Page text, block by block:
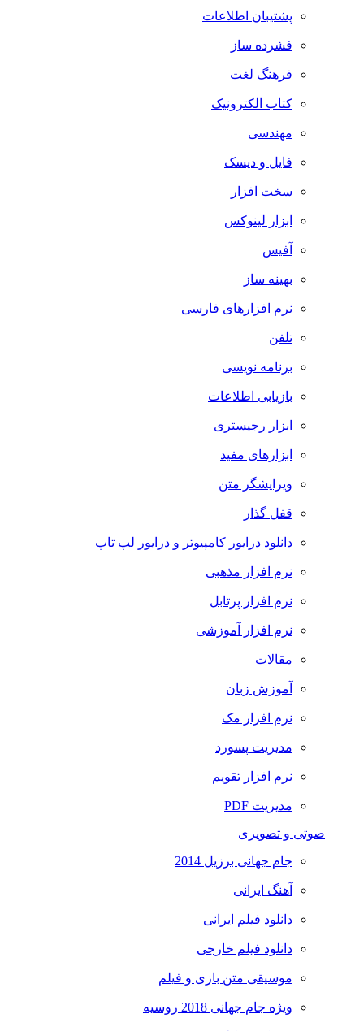
پشتیبان اطلاعات
فشرده ساز
فرهنگ لغت
کتاب الکترونیک
مهندسی
فایل و دیسک
سخت افزار
ابزار لینوکس
آفیس
بهینه ساز
نرم افزارهای فارسی
تلفن
برنامه نویسی
بازیابی اطلاعات
ابزار رجیستری
ابزارهای مفید
ویرایشگر متن
قفل گذار
دانلود درایور کامپیوتر و درایور لپ تاپ
نرم افزار مذهبی
نرم افزار پرتابل
نرم افزار آموزشی
مقالات
آموزش زبان
نرم افزار مک
مدیریت پسورد
نرم افزار تقویم
مدیریت PDF
صوتی و تصویری
جام جهانی برزیل 2014
آهنگ ایرانی
دانلود فیلم ایرانی
دانلود فیلم خارجی
موسیقی متن بازی و فیلم
ویژه جام جهانی 2018 روسیه